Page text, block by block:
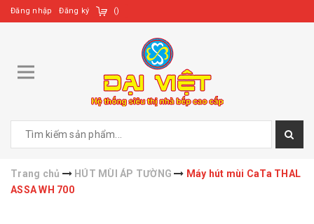
Đăng nhập Đăng ký ()
Trang chủ HÚT MÙI ÁP TƯỜNG
Máy hút mùi CaTa THAL
ASSA WH 700